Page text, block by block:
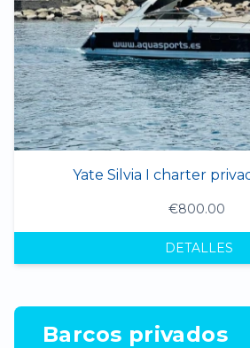
Yate Silvia I charter
€800.00
DETALLES
Barcos privados